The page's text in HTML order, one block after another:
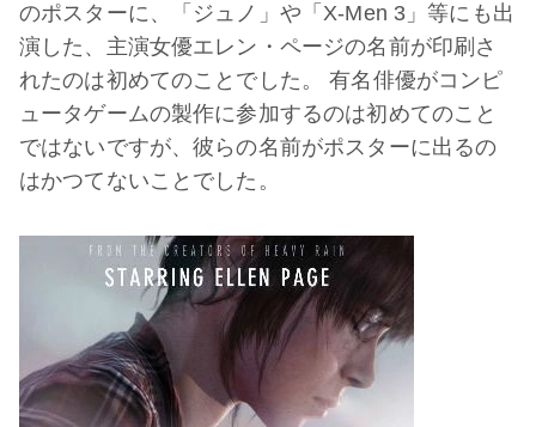
のポスターに、「ジュノ」や「X-Men 3」等にも出
演した、主演女優エレン・ページの名前が印刷さ
れたのは初めてのことでした。 有名俳優がコンピ
ュータゲームの製作に参加するのは初めてのこと
ではないですが、彼らの名前がポスターに出るの
はかつてないことでした。